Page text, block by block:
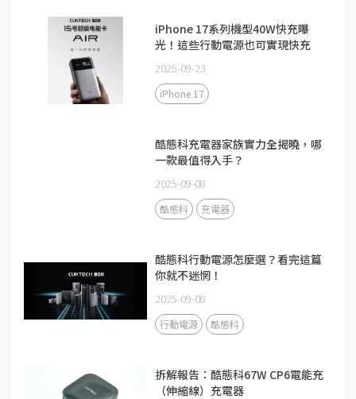
iPhone 17系列機型40W快充曝
光！這些行動電源也可實現快充
2025-09-23
iPhone 17
酷態科充電器家族實力全揭曉，哪
一款最值得入手？
2025-09-08
酷態科 充電器
酷態科行動電源怎麼選？看完這篇
你就不迷惘！
2025-09-08
行動電源 酷態科
拆解報告：酷態科67W CP6電能充
（伸縮線）充電器